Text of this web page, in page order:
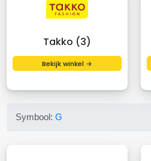
Takko (3)
Bekijk winkel →
Symbool:G